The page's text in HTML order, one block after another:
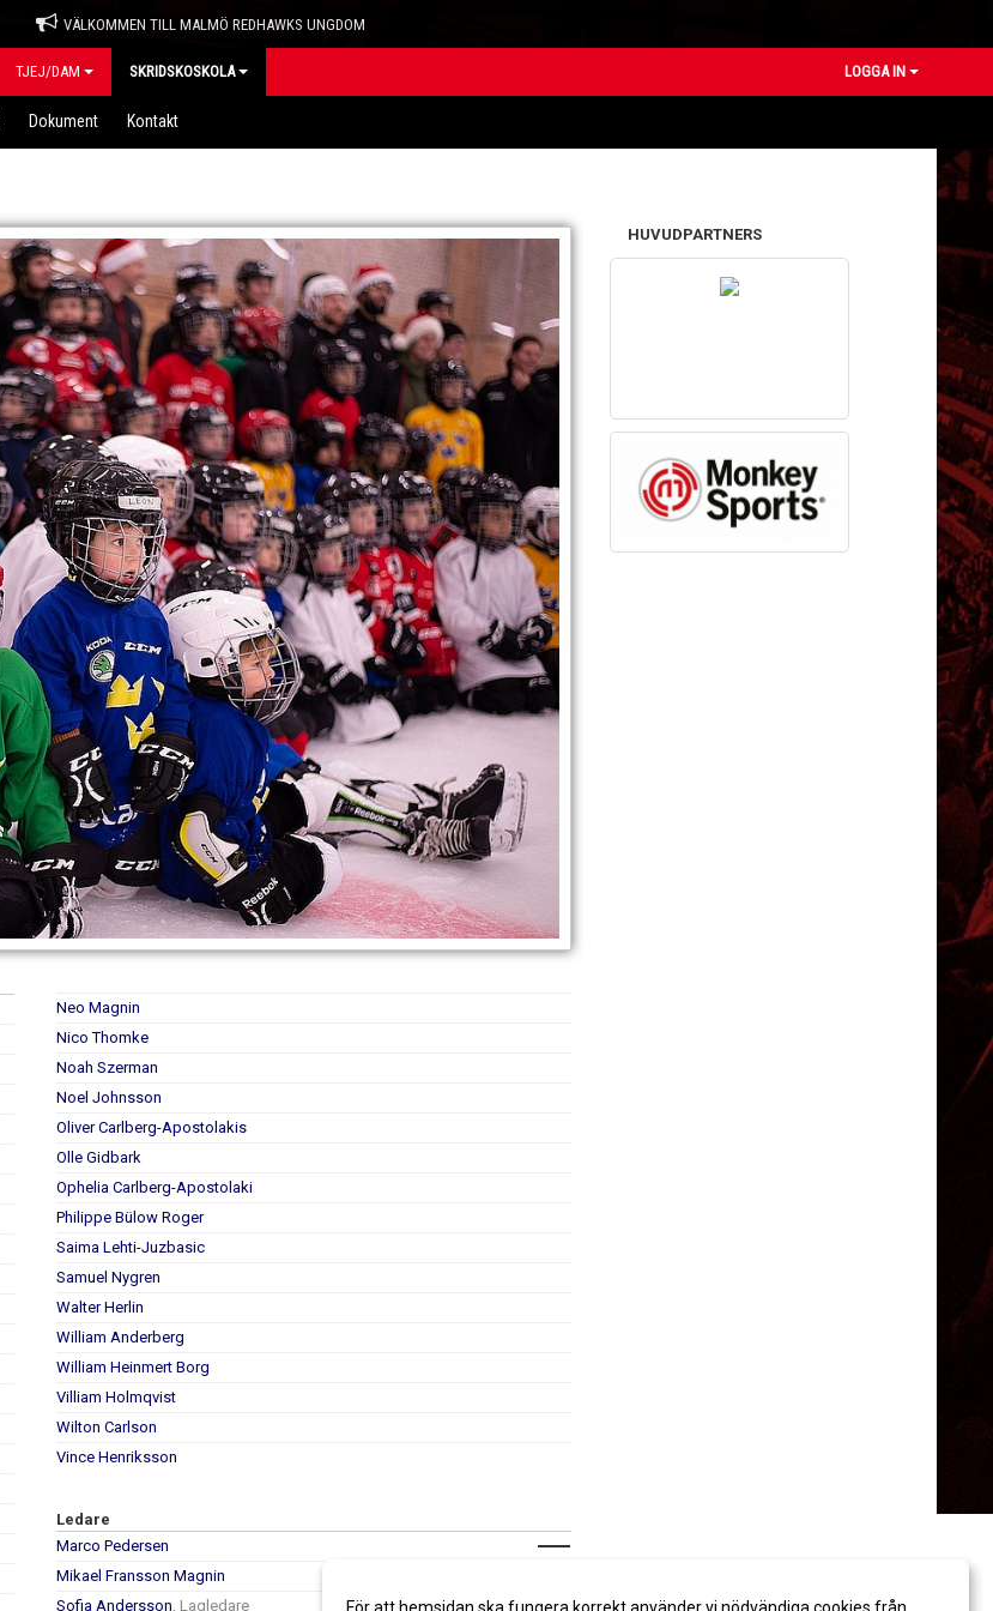
VÄLKOMMEN TILL MALMÖ REDHAWKS UNGDOM
TJEJ/DAM SKRIDSKOSKOLA LOGGA IN
Dokument Kontakt
Neo Magnin
Nico Thomke
Noah Szerman
Noel Johnsson
Oliver Carlberg-Apostolakis
Olle Gidbark
Ophelia Carlberg-Apostolaki
Philippe Bülow Roger
Saima Lehti-Juzbasic
Samuel Nygren
Walter Herlin
William Anderberg
William Heinmert Borg
Villiam Holmqvist
Wilton Carlson
Vince Henriksson
Ledare
Marco Pedersen
Mikael Fransson Magnin
Sofia Andersson , Lagledare
HUVUDPARTNERS